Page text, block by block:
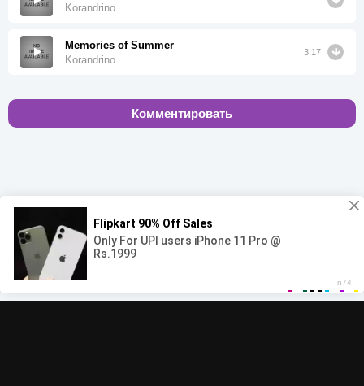
Korandrino
Memories of Summer
Korandrino
3:17
Комментировать
00:00